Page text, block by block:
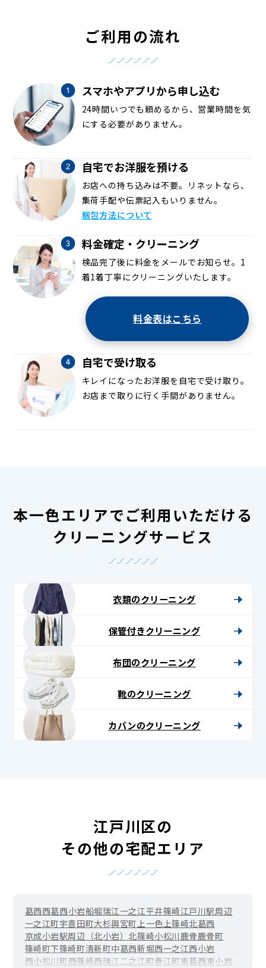
ご利用の流れ
スマホやアプリから申し込む
24時間いつでも頼めるから、営業時間を気
にする必要がありません。
自宅でお洋服を預ける
お店への持ち込みは不要。リネットなら、
集荷手配や伝票記入もいりません。
梱包方法について
料金確定・クリーニング
検品完了後に料金をメールでお知らせ。1
着1着丁寧にクリーニングいたします。
料金表はこちら
自宅で受け取る
キレイになったお洋服を自宅で受け取り。
お店まで取りに行く手間がありません。
本一色エリアでご利用いただける
クリーニングサービス
衣類のクリーニング
保管付きクリーニング
布団のクリーニング
靴のクリーニング
カバンのクリーニング
江戸川区の
その他の宅配エリア
葛西西葛西小岩船堀瑞江一之江平井篠崎江戸川駅周辺
一之江町宇喜田町大杉興宮町上一色上篠崎北葛西
京成小岩駅周辺（北小岩）北篠崎小松川鹿骨鹿骨町
篠崎町下篠崎町清新町中葛西新堀西一之江西小岩
西小松川町西篠崎西瑞江二之江町春江町東葛西東小岩